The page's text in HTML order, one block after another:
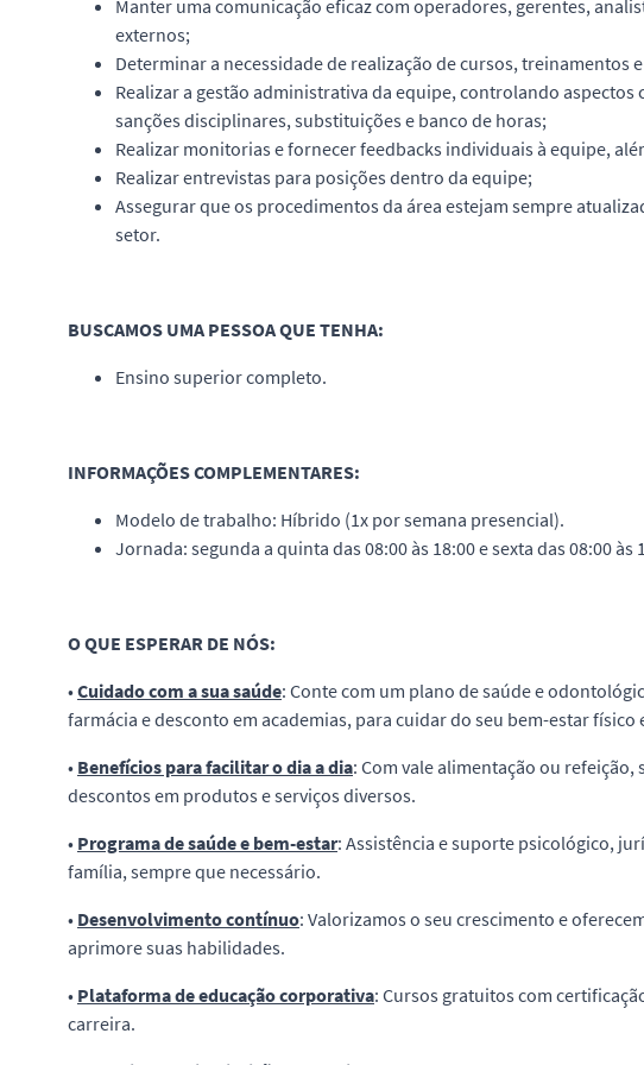
Manter uma comunicação eficaz com operadores, gerentes,
externos;
Determinar a necessidade de realização de cursos, treinamentos
Realizar a gestão administrativa da equipe, controlando
sanções disciplinares, substituições e banco de horas;
Realizar monitorias e fornecer feedbacks individuais à equipe,
Realizar entrevistas para posições dentro da equipe;
Assegurar que os procedimentos da área estejam sempre
setor.
BUSCAMOS UMA PESSOA QUE TENHA:
Ensino superior completo.
INFORMAÇÕES COMPLEMENTARES:
Modelo de trabalho: Híbrido (1x por semana presencial).
Jornada: segunda a quinta das 08:00 às 18:00 e sexta das 08:00 às
O QUE ESPERAR DE NÓS:
•Cuidado com a sua saúde: Conte com um plano de saúde e
farmácia e desconto em academias, para cuidar do seu bem-estar físico
• Benefícios para facilitar o dia a dia: Com vale alimentação ou refeição,
descontos em produtos e serviços diversos.
• Programa de saúde e bem-estar: Assistência e suporte psicológico,
família, sempre que necessário.
• Desenvolvimento contínuo: Valorizamos o seu crescimento e
aprimore suas habilidades.
• Plataforma de educação corporativa: Cursos gratuitos com
carreira.